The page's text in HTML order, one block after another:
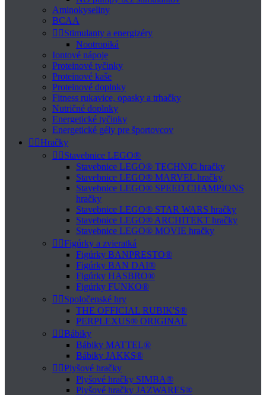
Aminokyseliny
BCAA
 Stimulanty a energizéry
Nootropiká
Iontové nápoje
Proteinové tyčinky
Proteinové kaše
Proteinové doplnky
Fitness rukavice, opasky a trhačky
Nutričné doplnky
Energetické tyčinky
Energetické gély pre športovcov
 Hračky
 Stavebnice LEGO®
Stavebnice LEGO® TECHNIC hračky
Stavebnice LEGO® MARVEL hračky
Stavebnice LEGO® SPEED CHAMPIONS
hračky
Stavebnice LEGO® STAR WARS hračky
Stavebnice LEGO® ARCHITEKT hračky
Stavebnice LEGO® MOVIE hračky
 Figúrky a zvieratká
Figúrky BANPRESTO®
Figúrky BAN DAI®
Figúrky HASBRO®
Figúrky FUNKO®
 Spoločenské hry
THE OFFICIAL RUBIK'S®
PERPLEXUS® ORIGINAL
 Bábiky
Bábiky MATTEL®
Bábiky JAKKS®
 Plyšové hračky
Plyšové hračky SIMBA®
Plyšové hračky JAZWARES®